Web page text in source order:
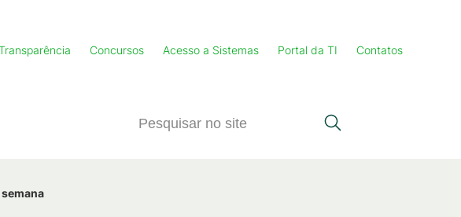
Concursos Acesso a Sistemas Portal da TI Contatos